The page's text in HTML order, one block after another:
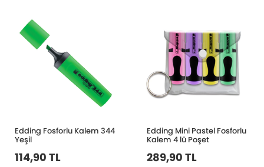
Edding Fosforlu Kalem 344
Yeşil
114,90 TL
Edding Mini Pastel Fosforlu
Kalem 4 lü Poşet
289,90 TL